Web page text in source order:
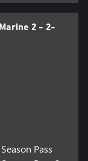
2 - 2-
Pass